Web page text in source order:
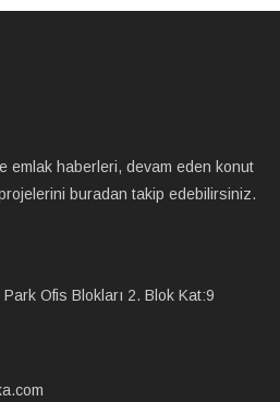
emlak haberleri, devam eden konut
buradan takip edebilirsiniz.
Ofis Blokları 2. Blok Kat:9